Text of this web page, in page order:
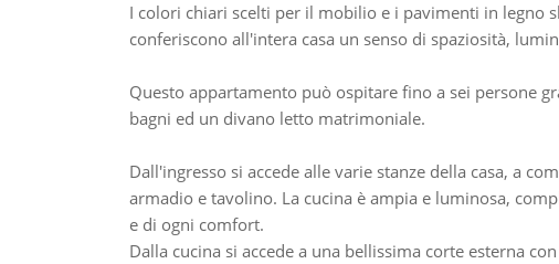
I colori chiari scelti per il mobilio e i pavimenti in legno
conferiscono all'intera casa un senso di spaziosità,
Questo appartamento può ospitare fino a sei persone
bagni ed un divano letto matrimoniale.
Dall'ingresso si accede alle varie stanze della casa, a
armadio e tavolino. La cucina è ampia e luminosa,
e di ogni comfort.
Dalla cucina si accede a una bellissima corte esterna